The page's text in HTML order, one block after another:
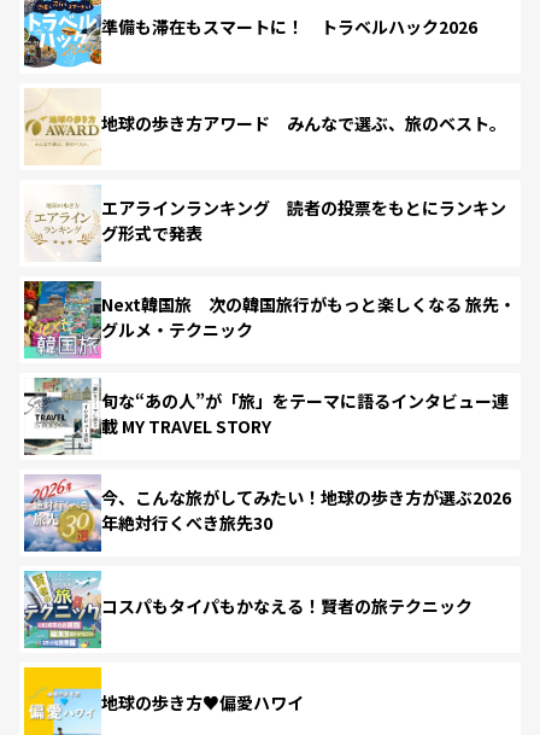
準備も滞在もスマートに！ トラベルハック2026
地球の歩き方アワード みんなで選ぶ、旅のベスト。
エアラインランキング 読者の投票をもとにランキン
グ形式で発表
Next韓国旅 次の韓国旅行がもっと楽しくなる 旅先・
グルメ・テクニック
旬な“あの人”が「旅」をテーマに語るインタビュー連
載 MY TRAVEL STORY
今、こんな旅がしてみたい！地球の歩き方が選ぶ2026
年絶対行くべき旅先30
コスパもタイパもかなえる！賢者の旅テクニック
地球の歩き方♥偏愛ハワイ